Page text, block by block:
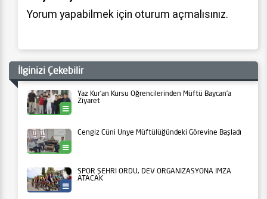
geçitlerine yaklaşırken
geçmek üzere bulunan
yayalara durarak ilk
geçiş hakkını vermeye
dikkat çekmek ve…
Yorum yapabilmek için oturum açmalısınız.
İlginizi Çekebilir
Yaz Kur’an Kursu Öğrencilerinden Müftü Baycan’a
Ziyaret
Cengiz Cüni Ünye Müftülüğündeki Görevine Başladı
SPOR ŞEHRİ ORDU, DEV ORGANİZASYONA İMZA
ATACAK